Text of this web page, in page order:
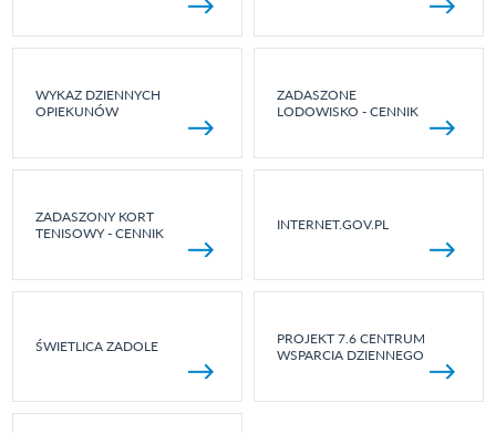
WYKAZ DZIENNYCH
OPIEKUNÓW
ZADASZONE
LODOWISKO - CENNIK
ZADASZONY KORT
TENISOWY - CENNIK
INTERNET.GOV.PL
ŚWIETLICA ZADOLE
PROJEKT 7.6 CENTRUM
WSPARCIA DZIENNEGO